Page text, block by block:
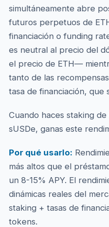
simultáneamente abre
futuros perpetuos de
financiación o funding
es neutral al precio del
el precio de ETH—
tanto de las
tasa de financiación, que
Cuando haces staking
sUSDe, ganas este
Por qué usarlo:
más altos que el
un 8-15% APY. El
dinámicas reales del
staking + tasas de
tokens.